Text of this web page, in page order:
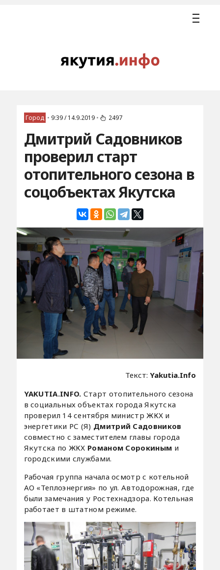
Город • 9:39 / 14.9.2019 • 2497
Дмитрий Садовников
проверил старт
отопительного сезона в
соцобъектах Якутска
Текст:Yakutia.Info
YAKUTIA.INFO. Старт отопительного сезона
в социальных объектах города Якутска
проверил 14 сентября министр ЖКХ и
энергетики РС (Я) Дмитрий Садовников
совместно с заместителем главы города
Якутска по ЖКХ Романом Сорокиным и
городскими службами.
Рабочая группа начала осмотр с котельной
АО «Теплоэнергия» по ул. Автодорожная, где
были замечания у Ростехнадзора. Котельная
работает в штатном режиме.